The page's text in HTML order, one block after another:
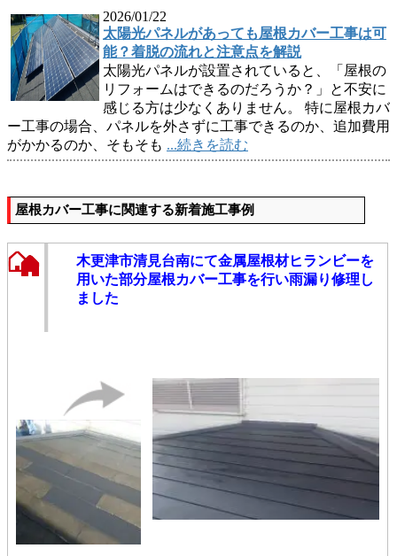
2026/01/22
太陽光パネルがあっても屋根カバー工事は可
能？着脱の流れと注意点を解説
太陽光パネルが設置されていると、「屋根の
リフォームはできるのだろうか？」と不安に
感じる方は少なくありません。 特に屋根カバ
ー工事の場合、パネルを外さずに工事できるのか、追加費用
がかかるのか、そもそも ...続きを読む
屋根カバー工事に関連する新着施工事例
木更津市清見台南にて金属屋根材ヒランビーを
用いた部分屋根カバー工事を行い雨漏り修理し
ました